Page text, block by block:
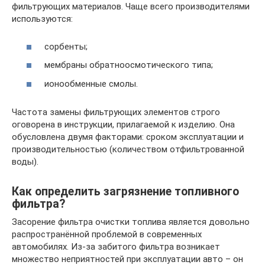
фильтрующих материалов. Чаще всего производителями
используются:
сорбенты;
мембраны обратноосмотического типа;
ионообменные смолы.
Частота замены фильтрующих элементов строго
оговорена в инструкции, прилагаемой к изделию. Она
обусловлена двумя факторами: сроком эксплуатации и
производительностью (количеством отфильтрованной
воды).
Как определить загрязнение топливного
фильтра?
Засорение фильтра очистки топлива является довольно
распространённой проблемой в современных
автомобилях. Из-за забитого фильтра возникает
множество неприятностей при эксплуатации авто – он